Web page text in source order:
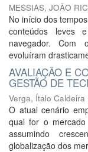
MESSIAS, JOÃO
No início dos
conteúdos leves
navegador. Com
evoluíram
AVALIAÇÃO E
GESTÃO DE
Verga, Ítalo Caldeira
O atual cenário
qual for o
assumindo
globalização dos